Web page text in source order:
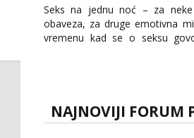
Seks na jednu noć – za
obaveza, za druge emotivna
vremenu kad se o seksu
tema „jedne noći strasti“ i dalje
NAJNOVIJI FORUM